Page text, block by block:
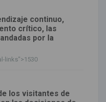
continuo,
crítico, las
por la
links">1530
los visitantes de